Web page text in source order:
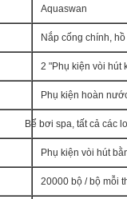
Aquaswan
Nắp cống chính,
2 "Phụ kiện vòi hút
Phụ kiện hoàn
Bể bơi spa, tất cả các
Phụ kiện vòi hút
20000 bộ / bộ mỗi